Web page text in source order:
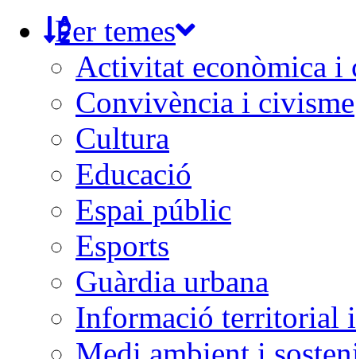
Per temes
Activitat econòmica i
Convivència i civisme
Cultura
Educació
Espai públic
Esports
Guàrdia urbana
Informació territorial